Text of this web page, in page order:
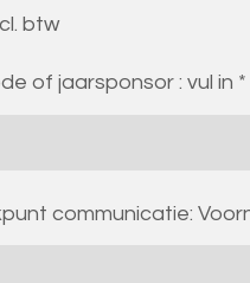
btw
of jaarsponsor : vul in *
communicatie: